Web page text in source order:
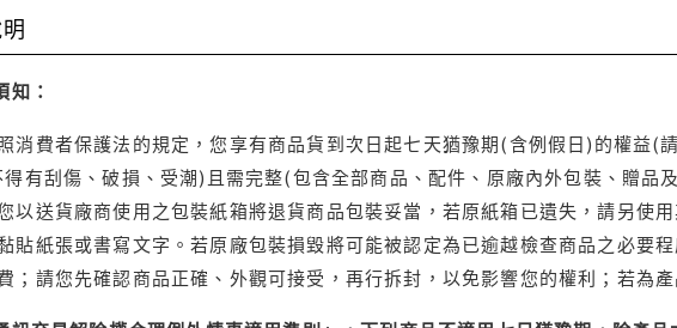
知：
消費者保護法的規定，您享有商品貨到次日起七天猶豫期(含例假日)的權益(
有刮傷、破損、受潮)且需完整(包含全部商品、配件、原廠內外包裝、贈品
以送貨廠商使用之包裝紙箱將退貨商品包裝妥當，若原紙箱已遺失，請另使
貼紙張或書寫文字。若原廠包裝損毀將可能被認定為已逾越檢查商品之必要
；請您先確認商品正確、外觀可接受，再行拆封，以免影響您的權利；若為